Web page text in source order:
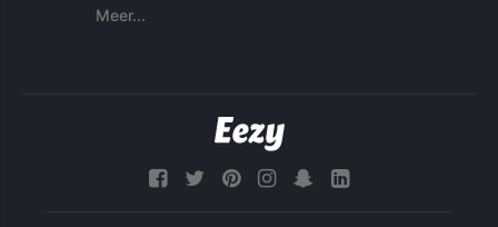
Meer...